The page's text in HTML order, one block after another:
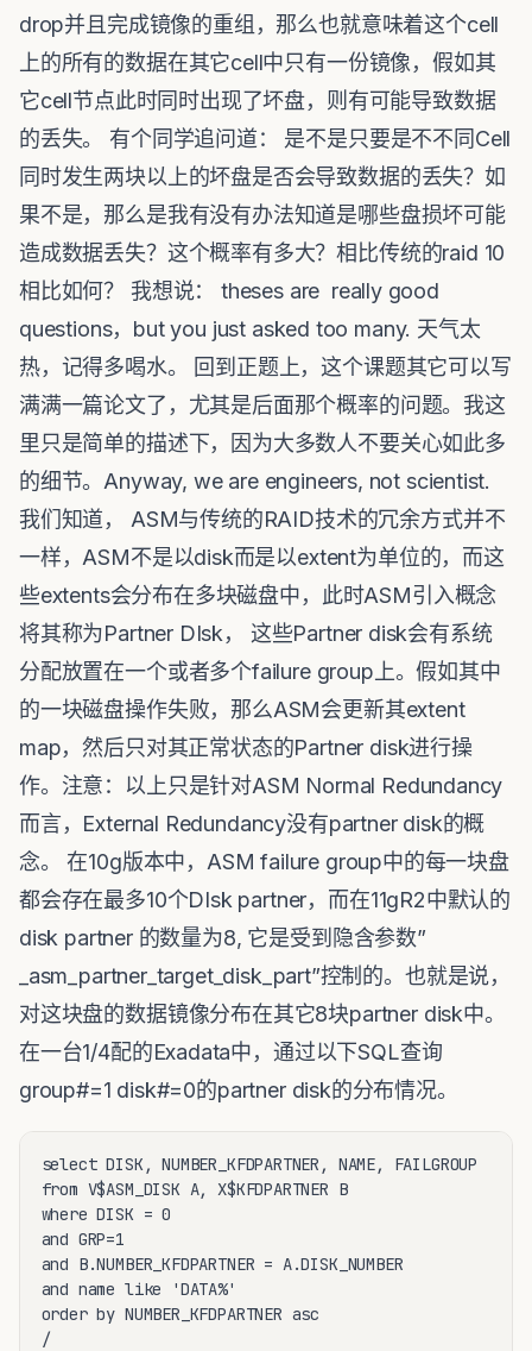
drop并且完成镜像的重组，那么也就意味着这个cell
上的所有的数据在其它cell中只有一份镜像，假如其
它cell节点此时同时出现了坏盘，则有可能导致数据
的丢失。 有个同学追问道： 是不是只要是不不同Cell
同时发生两块以上的坏盘是否会导致数据的丢失？如
果不是，那么是我有没有办法知道是哪些盘损坏可能
造成数据丢失？这个概率有多大？相比传统的raid 10
相比如何？ 我想说： theses are really good
questions，but you just asked too many. 天气太
热，记得多喝水。 回到正题上，这个课题其它可以写
满满一篇论文了，尤其是后面那个概率的问题。我这
里只是简单的描述下，因为大多数人不要关心如此多
的细节。Anyway, we are engineers, not scientist.
我们知道， ASM与传统的RAID技术的冗余方式并不
一样，ASM不是以disk而是以extent为单位的，而这
些extents会分布在多块磁盘中，此时ASM引入概念
将其称为Partner DIsk， 这些Partner disk会有系统
分配放置在一个或者多个failure group上。假如其中
的一块磁盘操作失败，那么ASM会更新其extent
map，然后只对其正常状态的Partner disk进行操
作。注意：以上只是针对ASM Normal Redundancy
而言，External Redundancy没有partner disk的概
念。 在10g版本中，ASM failure group中的每一块盘
都会存在最多10个DIsk partner，而在11gR2中默认的
disk partner 的数量为8, 它是受到隐含参数”
_asm_partner_target_disk_part”控制的。也就是说，
对这块盘的数据镜像分布在其它8块partner disk中。
在一台1/4配的Exadata中，通过以下SQL查询
group#=1 disk#=0的partner disk的分布情况。
select DISK, NUMBER_KFDPARTNER, NAME, FAILGROUP
from V$ASM_DISK A, X$KFDPARTNER B
where DISK = 0
and GRP=1
and B.NUMBER_KFDPARTNER = A.DISK_NUMBER
and name like 'DATA%'
order by NUMBER_KFDPARTNER asc
/